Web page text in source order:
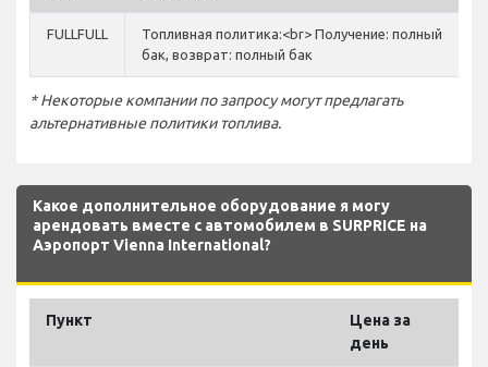
FULLFULL
Топливная политика:<br> Получение: полный
бак, возврат: полный бак
* Некоторые компании по запросу могут предлагать
альтернативные политики топлива.
Какое дополнительное оборудование я могу
арендовать вместе с автомобилем в SURPRICE на
Аэропорт Vienna International?
Пункт
Цена за
день